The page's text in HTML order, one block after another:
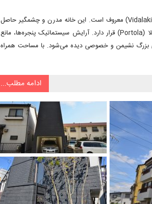
این خانه بزرگ L شکل واقع بر روی شیب ملایم یک تپه به نام وایدلاکیس (Vidalakis) معروف است. این خانه مدرن و چشمگیر حاصل
توانایی معماران شرکت اسوات میرس (Swatt Miers) است که در دره پورتلا (Portola) قرار دارد. آرایش سیستماتیک پنجره‌ها، مانع
بزرگ نشیمن و خصوصی دیده می‌شود. با مساحت همراه
ادامه مطلب...